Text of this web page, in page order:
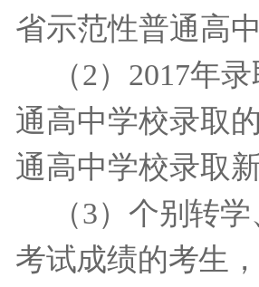
省示范性普通高
（2） 2017年
通高中学校录取
通高中学校录取
（3） 个别转
考试成绩的考生